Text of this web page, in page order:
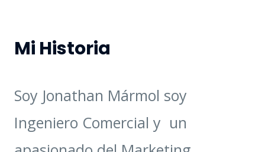
Mi Historia
Soy Jonathan Mármol soy
Ingeniero Comercial y un